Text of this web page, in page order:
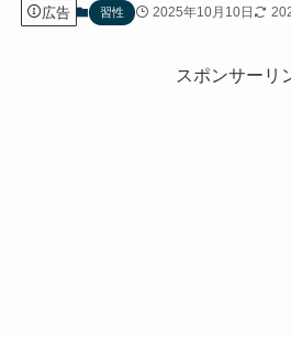
広告 習性 2025年10月10日
スポンサーリ